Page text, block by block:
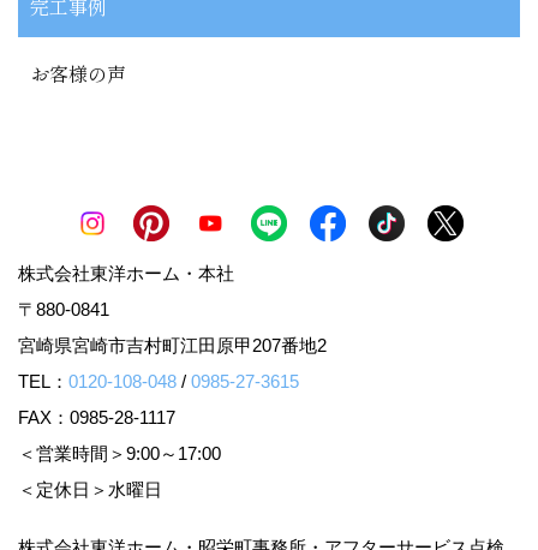
お客様の声
株式会社東洋ホーム・本社
〒880-0841
宮崎県宮崎市吉村町江田原甲207番地2
TEL： 0120-108-048 / 0985-27-3615
FAX：0985-28-1117
＜営業時間＞9:00～17:00
＜定休日＞水曜日